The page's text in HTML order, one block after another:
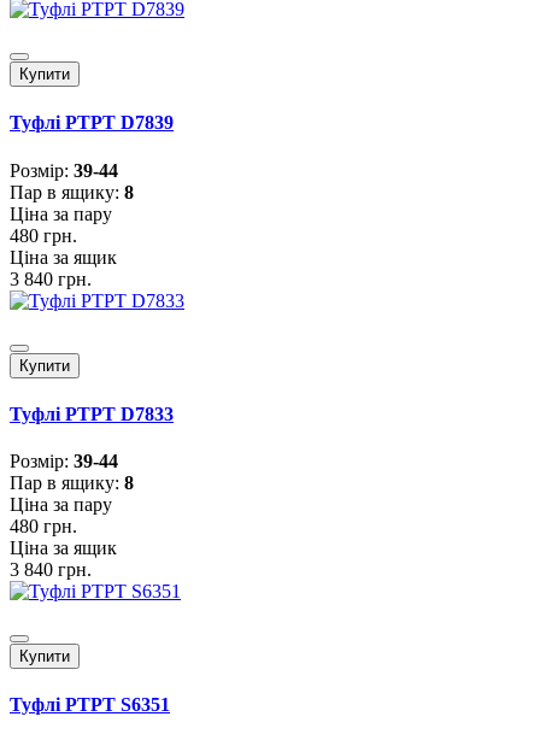
Купити
Туфлі PTPT D7839
Розмiр: 39-44
Пар в ящику: 8
Ціна за пару
480 грн.
Ціна за ящик
3 840 грн.
Купити
Туфлі PTPT D7833
Розмiр: 39-44
Пар в ящику: 8
Ціна за пару
480 грн.
Ціна за ящик
3 840 грн.
Купити
Туфлі PTPT S6351